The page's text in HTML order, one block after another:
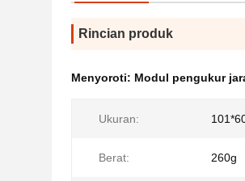
Rincian produk
Menyoroti: Modul pengukur
Ukuran:
Berat: 260g